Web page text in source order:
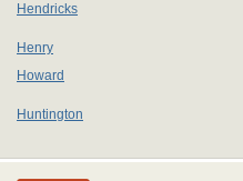
Hendricks
Henry
Howard
Huntington